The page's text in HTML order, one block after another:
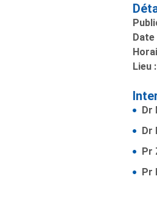
Date
Lieu :
Dr
Dr
Pr
Pr